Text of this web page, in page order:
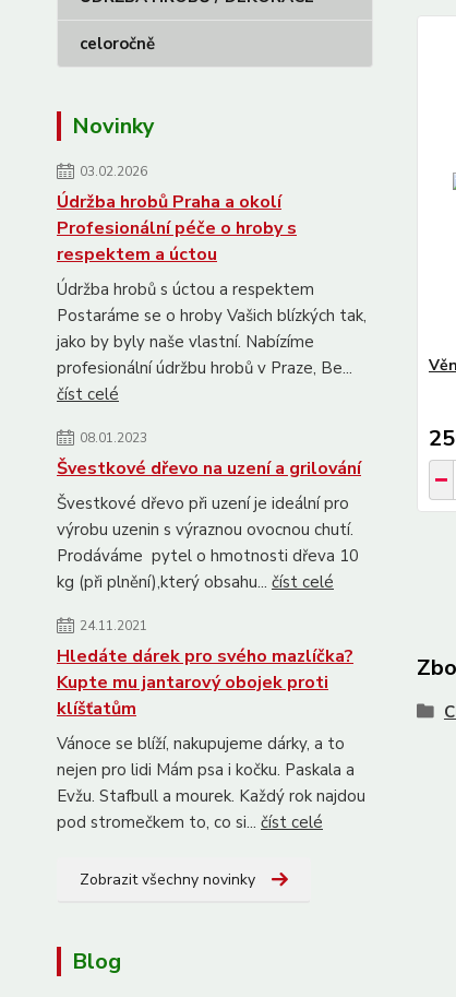
celoročně
Novinky
03.02.2026
Údržba hrobů Praha a okolí
Profesionální péče o hroby s
respektem a úctou
Údržba hrobů s úctou a respektem
Postaráme se o hroby Vašich blízkých tak,
jako by byly naše vlastní. Nabízíme
profesionální údržbu hrobů v Praze, Be...
číst celé
08.01.2023
Švestkové dřevo na uzení a grilování
Švestkové dřevo při uzení je ideální pro
výrobu uzenin s výraznou ovocnou chutí.
Prodáváme pytel o hmotnosti dřeva 10
kg (při plnění),který obsahu... číst celé
24.11.2021
Hledáte dárek pro svého mazlíčka?
Kupte mu jantarový obojek proti
klíšťatům
Vánoce se blíží, nakupujeme dárky, a to
nejen pro lidi Mám psa i kočku. Paskala a
Evžu. Stafbull a mourek. Každý rok najdou
pod stromečkem to, co si... číst celé
Zobrazit všechny novinky
Blog